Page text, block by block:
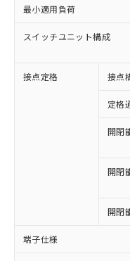
最小適用負荷
スイッチユニット構成
接点定格 接点
定格
開閉
開閉
開閉
端子仕様
※1 対応状況
対応済み
非含有に対応